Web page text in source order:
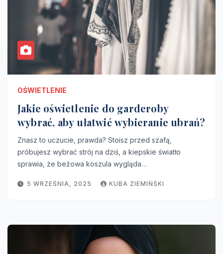
OŚWIETLENIE
Jakie oświetlenie do garderoby
wybrać, aby ułatwić wybieranie ubrań?
Znasz to uczucie, prawda? Stoisz przed szafą,
próbujesz wybrać strój na dziś, a kiepskie światło
sprawia, że beżowa koszula wygląda…
5 WRZEŚNIA, 2025 KUBA ZIEMIŃŚKI